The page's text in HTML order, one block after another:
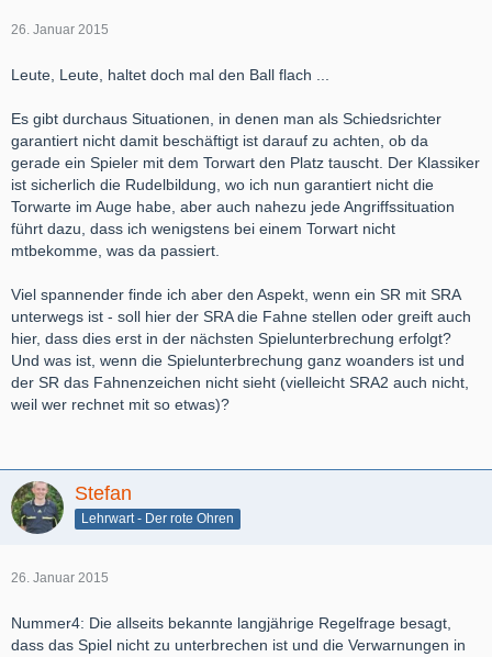
26. Januar 2015
Leute, Leute, haltet doch mal den Ball flach ...
Es gibt durchaus Situationen, in denen man als Schiedsrichter
garantiert nicht damit beschäftigt ist darauf zu achten, ob da
gerade ein Spieler mit dem Torwart den Platz tauscht. Der Klassiker
ist sicherlich die Rudelbildung, wo ich nun garantiert nicht die
Torwarte im Auge habe, aber auch nahezu jede Angriffssituation
führt dazu, dass ich wenigstens bei einem Torwart nicht
mtbekomme, was da passiert.
Viel spannender finde ich aber den Aspekt, wenn ein SR mit SRA
unterwegs ist - soll hier der SRA die Fahne stellen oder greift auch
hier, dass dies erst in der nächsten Spielunterbrechung erfolgt?
Und was ist, wenn die Spielunterbrechung ganz woanders ist und
der SR das Fahnenzeichen nicht sieht (vielleicht SRA2 auch nicht,
weil wer rechnet mit so etwas)?
Stefan
Lehrwart - Der rote Ohren
26. Januar 2015
Nummer4: Die allseits bekannte langjährige Regelfrage besagt,
dass das Spiel nicht zu unterbrechen ist und die Verwarnungen in